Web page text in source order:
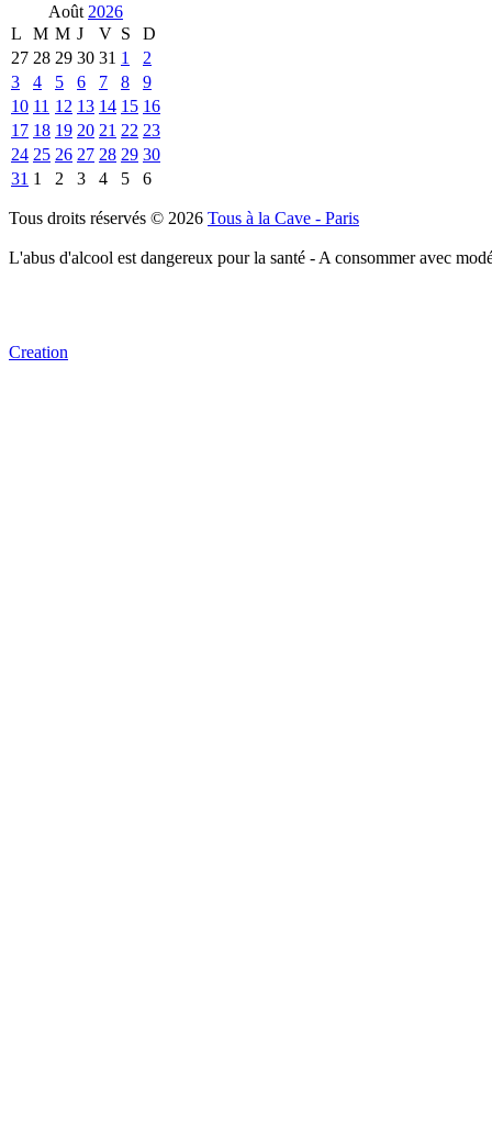
Août 2026
L
M M J V S
D
27 28 29 30 31 1
2
3
4 5 6 7 8
9
10 11 12 13 14 15 16
17 18 19 20 21 22 23
24 25 26 27 28 29 30
31 1 2 3 4 5 6
Tous droits réservés © 2026 Tous à la Cave - Paris
L'abus d'alcool est dangereux pour la santé - A consommer avec
Creation